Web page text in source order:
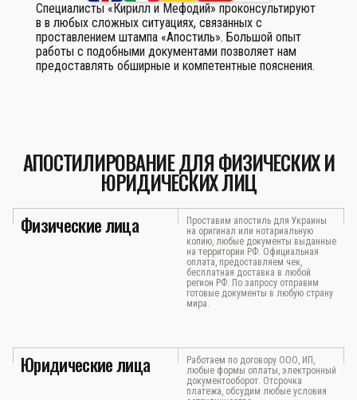
Специалисты «Кирилл и Мефодий» проконсультируют
в в любых сложных ситуациях, связанных с
проставлением штампа «Апостиль». Большой опыт
работы с подобными документами позволяет нам
предоставлять обширные и компетентные пояснения.
АПОСТИЛИРОВАНИЕ ДЛЯ ФИЗИЧЕСКИХ И
ЮРИДИЧЕСКИХ ЛИЦ
Физические лица
Проставим апостиль для Украины
на оригинал или нотариальную
копию, любые документы выданные
на территории РФ. Официальная
оплата, предоставляем чек,
бесплатная доставка в любой
регион РФ. По запросу отправим
готовые документы в любую страну
мира.
Юридические лица
Работаем по договору ООО, ИП,
любые формы оплаты, электронный
документооборот. Отсрочка
платежа, обсудим любые условия